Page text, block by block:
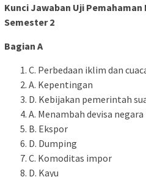
Kunci Jawaban Uji Pemahaman
Semester 2
Bagian A
C. Perbedaan iklim dan
A. Kepentingan
D. Kebijakan pemerintah
A. Menambah devisa negara
B. Ekspor
D. Dumping
C. Komoditas impor
D. Kayu